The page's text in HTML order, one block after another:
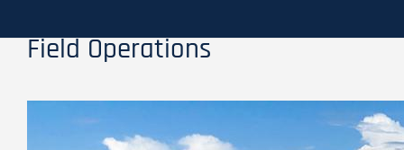
Field Operations